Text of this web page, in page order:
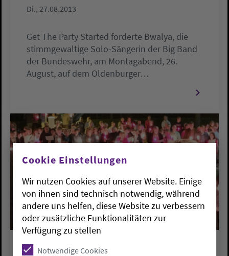
Di., 27.08.2013
Get The Party Started forderte Bwalya, die
stimmgewaltige Solo-Sängerin der Big Band
der Bundeswehr, am Montagabend, 26.
August, auf dem Oldenburger…
KIRCHENKREISE
Cookie Einstellungen
Wir nutzen Cookies auf unserer Website. Einige
von ihnen sind technisch notwendig, während
andere uns helfen, diese Website zu verbessern
oder zusätzliche Funktionalitäten zur
Verfügung zu stellen
Notwendige Cookies